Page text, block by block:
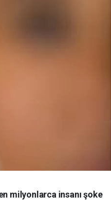
milyonlarca insanı şoke